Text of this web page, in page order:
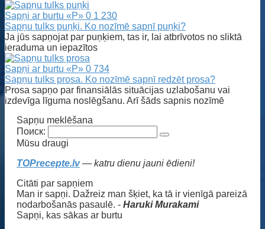
Sapņi ar burtu «P» 0 1 230
Sapņu tulks puņķi. Ko nozīmē sapnī puņķi?
Ja jūs sapņojat par puņķiem, tas ir, lai atbrīvotos no sliktā
ieraduma un iepazītos
Sapņi ar burtu «P» 0 734
Sapņu tulks prosa. Ko nozīmē sapnī redzēt prosa?
Prosa sapņo par finansiālās situācijas uzlabošanu vai
izdevīga līguma noslēgšanu. Arī šāds sapnis nozīmē
Sapņu meklēšana
Поиск:
Mūsu draugi
TOPrecepte.lv— katru dienu jauni ēdieni!
Citāti par sapņiem
Man ir sapņi. Dažreiz man šķiet, ka tā ir vienīgā pareizā
nodarbošanās pasaulē. - Haruki Murakami
Sapņi, kas sākas ar burtu